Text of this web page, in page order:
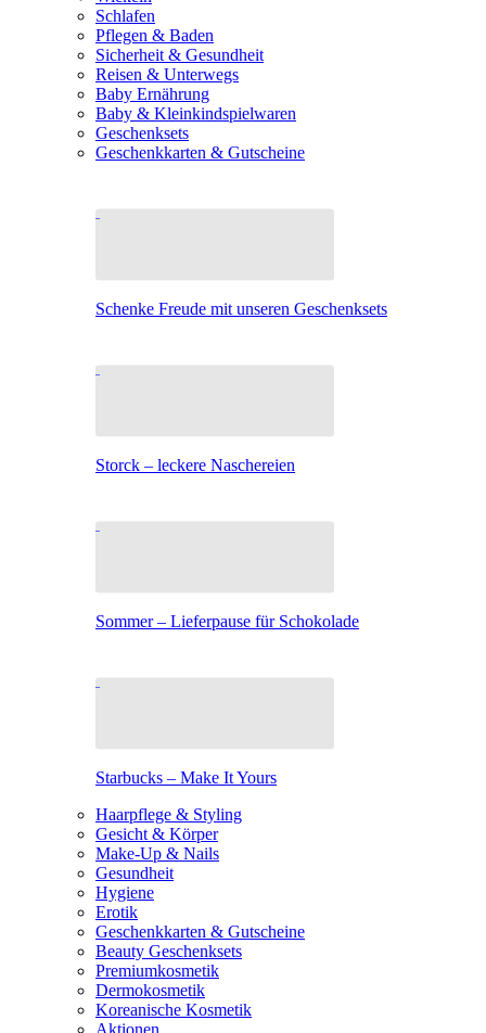
Schlafen
Pflegen & Baden
Sicherheit & Gesundheit
Reisen & Unterwegs
Baby Ernährung
Baby & Kleinkindspielwaren
Geschenksets
Geschenkkarten & Gutscheine
Schenke Freude mit unseren Geschenksets
Storck – leckere Naschereien
Sommer – Lieferpause für Schokolade
Starbucks – Make It Yours
Haarpflege & Styling
Gesicht & Körper
Make-Up & Nails
Gesundheit
Hygiene
Erotik
Geschenkkarten & Gutscheine
Beauty Geschenksets
Premiumkosmetik
Dermokosmetik
Koreanische Kosmetik
Aktionen